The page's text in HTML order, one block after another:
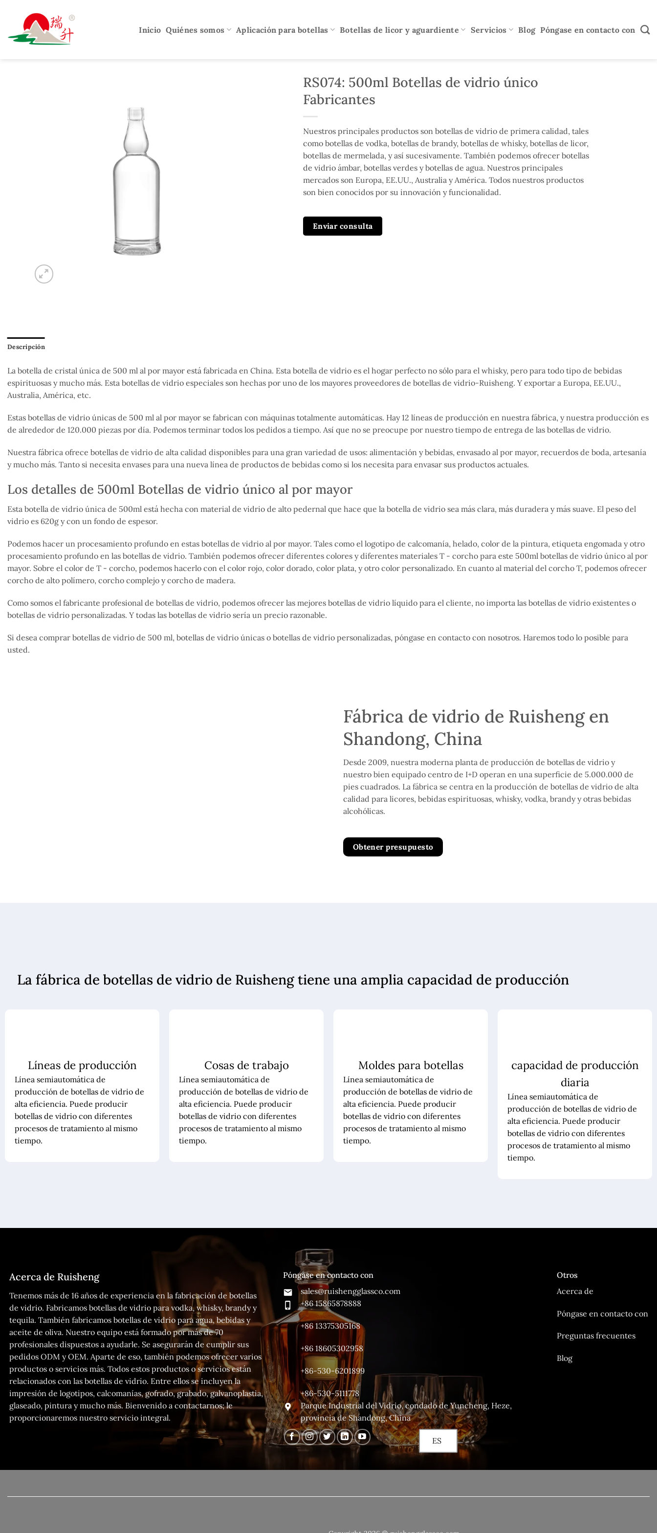
contenido
Inicio Quiénes somos Aplicación para botellas Botellas de licor y aguardiente Servicios Blog Póngase en contacto con
RS074: 500ml Botellas de vidrio único
Fabricantes
Nuestros principales productos son botellas de vidrio de primera calidad, tales
como botellas de vodka, botellas de brandy, botellas de whisky, botellas de licor,
botellas de mermelada, y así sucesivamente. También podemos ofrecer botellas
de vidrio ámbar, botellas verdes y botellas de agua. Nuestros principales
mercados son Europa, EE.UU., Australia y América. Todos nuestros productos
son bien conocidos por su innovación y funcionalidad.
Enviar consulta
Descripción
La botella de cristal única de 500 ml al por mayor está fabricada en China. Esta botella de vidrio es el hogar perfecto no sólo para el whisky, pero para todo tipo de bebidas
espirituosas y mucho más. Esta botellas de vidrio especiales son hechas por uno de los mayores proveedores de botellas de vidrio-Ruisheng. Y exportar a Europa, EE.UU.,
Australia, América, etc.
Estas botellas de vidrio únicas de 500 ml al por mayor se fabrican con máquinas totalmente automáticas. Hay 12 líneas de producción en nuestra fábrica, y nuestra producción es
de alrededor de 120.000 piezas por día. Podemos terminar todos los pedidos a tiempo. Así que no se preocupe por nuestro tiempo de entrega de las botellas de vidrio.
Nuestra fábrica ofrece botellas de vidrio de alta calidad disponibles para una gran variedad de usos: alimentación y bebidas, envasado al por mayor, recuerdos de boda, artesanía
y mucho más. Tanto si necesita envases para una nueva línea de productos de bebidas como si los necesita para envasar sus productos actuales.
Los detalles de 500ml Botellas de vidrio único al por mayor
Esta botella de vidrio única de 500ml está hecha con material de vidrio de alto pedernal que hace que la botella de vidrio sea más clara, más duradera y más suave. El peso del
vidrio es 620g y con un fondo de espesor.
Podemos hacer un procesamiento profundo en estas botellas de vidrio al por mayor. Tales como el logotipo de calcomanía, helado, color de la pintura, etiqueta engomada y otro
procesamiento profundo en las botellas de vidrio. También podemos ofrecer diferentes colores y diferentes materiales T - corcho para este 500ml botellas de vidrio único al por
mayor. Sobre el color de T - corcho, podemos hacerlo con el color rojo, color dorado, color plata, y otro color personalizado. En cuanto al material del corcho T, podemos ofrecer
corcho de alto polímero, corcho complejo y corcho de madera.
Como somos el fabricante profesional de botellas de vidrio, podemos ofrecer las mejores botellas de vidrio líquido para el cliente, no importa las botellas de vidrio existentes o
botellas de vidrio personalizadas. Y todas las botellas de vidrio sería un precio razonable.
Si desea comprar botellas de vidrio de 500 ml, botellas de vidrio únicas o botellas de vidrio personalizadas, póngase en contacto con nosotros. Haremos todo lo posible para
usted.
Fábrica de vidrio de Ruisheng en
Shandong, China
Desde 2009, nuestra moderna planta de producción de botellas de vidrio y
nuestro bien equipado centro de I+D operan en una superficie de 5.000.000 de
pies cuadrados. La fábrica se centra en la producción de botellas de vidrio de alta
calidad para licores, bebidas espirituosas, whisky, vodka, brandy y otras bebidas
alcohólicas.
Obtener presupuesto
La fábrica de botellas de vidrio de Ruisheng tiene una amplia capacidad de producción
Líneas de producción
Línea semiautomática de
producción de botellas de vidrio de
alta eficiencia. Puede producir
botellas de vidrio con diferentes
procesos de tratamiento al mismo
tiempo.
Cosas de trabajo
Línea semiautomática de
producción de botellas de vidrio de
alta eficiencia. Puede producir
botellas de vidrio con diferentes
procesos de tratamiento al mismo
tiempo.
Moldes para botellas
Línea semiautomática de
producción de botellas de vidrio de
alta eficiencia. Puede producir
botellas de vidrio con diferentes
procesos de tratamiento al mismo
tiempo.
capacidad de producción
diaria
Línea semiautomática de
producción de botellas de vidrio de
alta eficiencia. Puede producir
botellas de vidrio con diferentes
procesos de tratamiento al mismo
tiempo.
Acerca de Ruisheng
Tenemos más de 16 años de experiencia en la fabricación de botellas
de vidrio. Fabricamos botellas de vidrio para vodka, whisky, brandy y
tequila. También fabricamos botellas de vidrio para agua, bebidas y
aceite de oliva. Nuestro equipo está formado por más de 70
profesionales dispuestos a ayudarle. Se asegurarán de cumplir sus
pedidos ODM y OEM. Aparte de eso, también podemos ofrecer varios
productos o servicios más. Todos estos productos o servicios están
relacionados con las botellas de vidrio. Entre ellos se incluyen la
impresión de logotipos, calcomanías, gofrado, grabado, galvanoplastia,
glaseado, pintura y mucho más. Bienvenido a contactarnos; le
proporcionaremos nuestro servicio integral.
Póngase en contacto con
sales@ruishengglassco.com
+86 15865878888
+86 13375305168
+86 18605302958
+86-530-6201899
+86-530-5111778
Parque Industrial del Vidrio, condado de Yuncheng, Heze,
provincia de Shandong, China
ES
Otros
Acerca de
Póngase en contacto con
Preguntas frecuentes
Blog